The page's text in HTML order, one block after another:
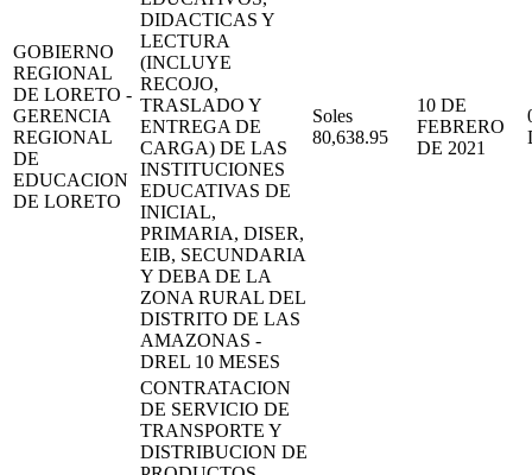
GOBIERNO
REGIONAL
DE LORETO -
GERENCIA
REGIONAL
DE
EDUCACION
DE LORETO
DIDACTICAS Y
LECTURA
(INCLUYE
RECOJO,
TRASLADO Y
ENTREGA DE
CARGA) DE LAS
INSTITUCIONES
EDUCATIVAS DE
INICIAL,
PRIMARIA, DISER,
EIB, SECUNDARIA
Y DEBA DE LA
ZONA RURAL DEL
DISTRITO DE LAS
AMAZONAS -
DREL 10 MESES
Soles
80,638.95
10 DE
FEBRERO
DE 2021
CONTRATACION
DE SERVICIO DE
TRANSPORTE Y
DISTRIBUCION DE